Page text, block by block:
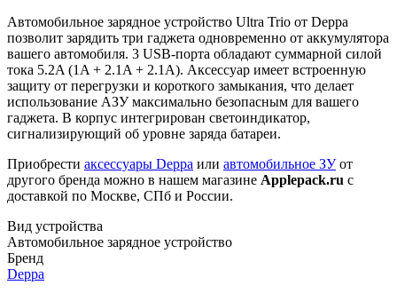
Автомобильное зарядное устройство Ultra Trio от Deppa
позволит зарядить три гаджета одновременно от аккумулятора
вашего автомобиля. 3 USB-порта обладают суммарной силой
тока 5.2A (1A + 2.1A + 2.1A). Аксессуар имеет встроенную
защиту от перегрузки и короткого замыкания, что делает
использование АЗУ максимально безопасным для вашего
гаджета. В корпус интегрирован светоиндикатор,
сигнализирующий об уровне заряда батареи.
Приобрести аксессуары Deppa или автомобильное ЗУот
другого бренда можно в нашем магазине Applepack.ru с
доставкой по Москве, СПб и России.
Вид устройства
Автомобильное зарядное устройство
Бренд
Deppa